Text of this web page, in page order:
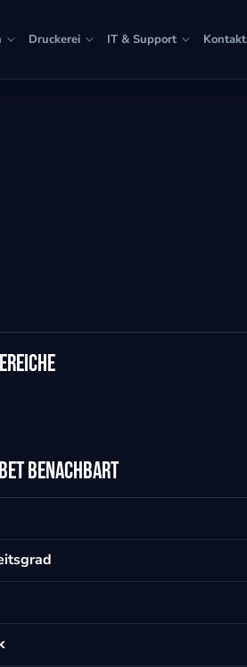
Druckerei IT & Support Kontakt
benachbart